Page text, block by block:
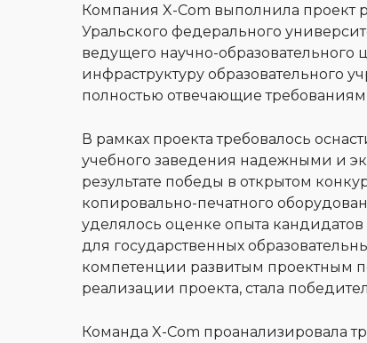
Компания X-Com выполнила проект
Уральского федерального
ведущего научно-
инфраструктуру образовательного
полностью отвечающие требованиям
В рамках проекта требовалось
учебного заведения надежными и
результате победы в открытом
копировально-печатного
уделялось оценке опыта
для государственных
компетенции развитым проектным
реализации проекта, стала
Команда X-Com проанализировала